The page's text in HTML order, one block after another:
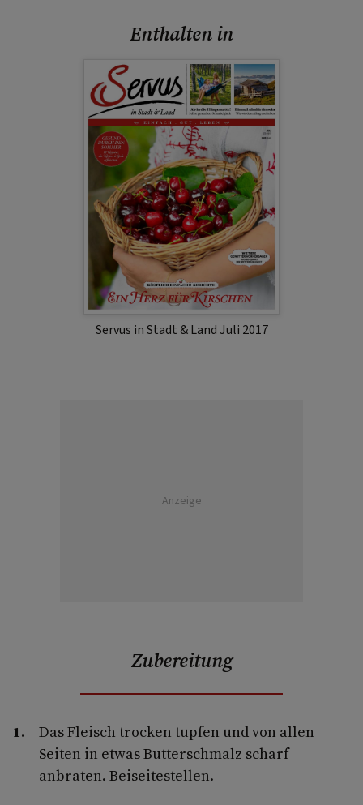
Enthalten in
Servus in Stadt & Land Juli 2017
Anzeige
Zubereitung
Das Fleisch trocken tupfen und von allen
Seiten in etwas Butterschmalz scharf
anbraten. Beiseitestellen.